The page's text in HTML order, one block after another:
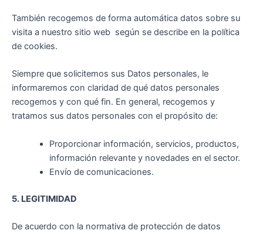
También recogemos de forma automática datos sobre su
visita a nuestro sitio web según se describe en la política
de cookies.
Siempre que solicitemos sus Datos personales, le
informaremos con claridad de qué datos personales
recogemos y con qué fin. En general, recogemos y
tratamos sus datos personales con el propósito de:
Proporcionar información, servicios, productos,
información relevante y novedades en el sector.
Envío de comunicaciones.
5. LEGITIMIDAD
De acuerdo con la normativa de protección de datos